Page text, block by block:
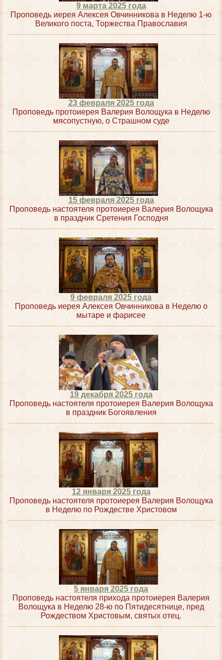
9 марта 2025 года
Проповедь иерея Алексея Овчинникова в Неделю 1-ю
Великого поста, Торжества Православия
23 февраля 2025 года
Проповедь протоиерея Валерия Волощука в Неделю
мясопустную, о Страшном суде
15 февраля 2025 года
Проповедь настоятеля протоиерея Валерия Волощука
в праздник Сретения Господня
9 февраля 2025 года
Проповедь иерея Алексея Овчинникова в Неделю о
мытаре и фарисее
19 декабря 2025 года
Проповедь настоятеля протоиерея Валерия Волощука
в праздник Богоявления
12 января 2025 года
Проповедь настоятеля протоиерея Валерия Волощука
в Неделю по Рождестве Христовом
5 января 2025 года
Проповедь настоятеля прихода протоиерея Валерия
Волощука в Неделю 28-ю по Пятидесятнице, пред
Рождеством Христовым, святых отец.